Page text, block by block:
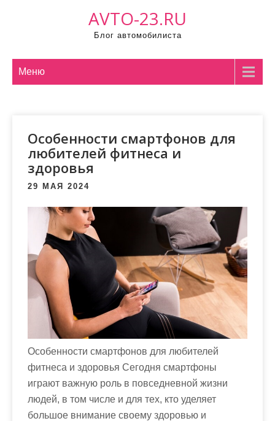
AVTO-23.RU
Блог автомобилиста
Меню
Особенности смартфонов для
любителей фитнеса и
здоровья
29 МАЯ 2024
Особенности смартфонов для любителей
фитнеса и здоровья Сегодня смартфоны
играют важную роль в повседневной жизни
людей, в том числе и для тех, кто уделяет
большое внимание своему здоровью и